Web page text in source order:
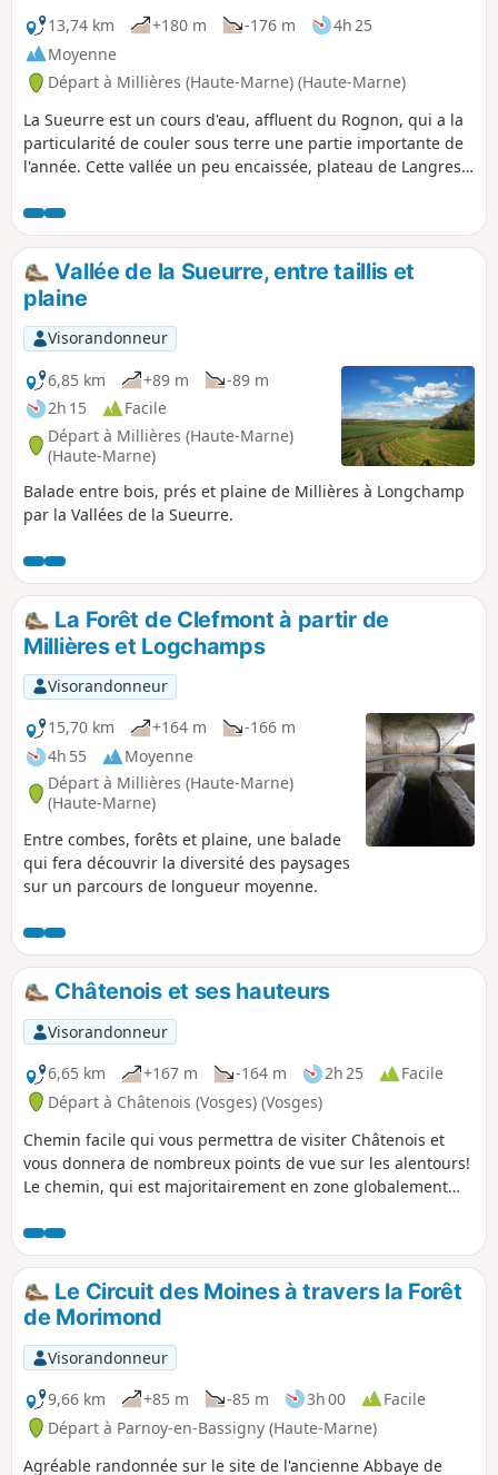
13,74 km
+180 m -176 m
4h 25
Moyenne
Départ à Millières (Haute-Marne) (Haute-Marne)
La Sueurre est un cours d'eau, affluent du Rognon, qui a la
particularité de couler sous terre une partie importante de
l'année. Cette vallée un peu encaissée, plateau de Langres
Éviter cet itinéraire au cœur de l'hiver à moins d'avoir des
bottes, certains passages peuvent être sous l'eau.
Vallée de la Sueurre, entre taillis et
plaine
Visorandonneur
6,85 km
+89 m
-89 m
2h 15
Facile
Départ à Millières (Haute-Marne)
(Haute-Marne)
Balade entre bois, prés et plaine de Millières à Longchamp
par la Vallées de la Sueurre.
La Forêt de Clefmont à partir de
Millières et Logchamps
Visorandonneur
15,70 km
+164 m
-166 m
4h 55
Moyenne
Départ à Millières (Haute-Marne)
(Haute-Marne)
Entre combes, forêts et plaine, une balade
qui fera découvrir la diversité des paysages
sur un parcours de longueur moyenne.
Châtenois et ses hauteurs
Visorandonneur
6,65 km
+167 m -164 m 2h 25
Facile
Départ à Châtenois (Vosges) (Vosges)
Chemin facile qui vous permettra de visiter Châtenois et
vous donnera de nombreux points de vue sur les alentours!
Le chemin, qui est majoritairement en zone globalement
plaine des Vosges.
Le Circuit des Moines à travers la Forêt
de Morimond
Visorandonneur
9,66 km
+85 m -85 m 3h 00
Facile
Départ à Parnoy-en-Bassigny (Haute-Marne)
Agréable randonnée sur le site de l'ancienne Abbaye de